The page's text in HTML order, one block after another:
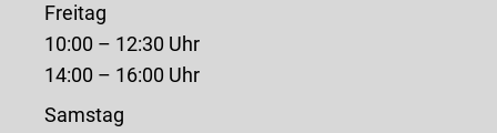
Freitag
10:00 – 12:30 Uhr
14:00 – 16:00 Uhr
Samstag